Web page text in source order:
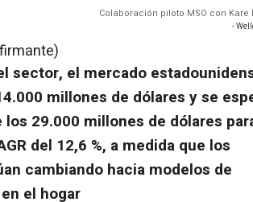
Colaboración piloto MSO con
-
sector, el mercado
millones de dólares y se
29.000 millones de dólares
del 12,6 %, a medida que los
cambiando hacia modelos de
el hogar